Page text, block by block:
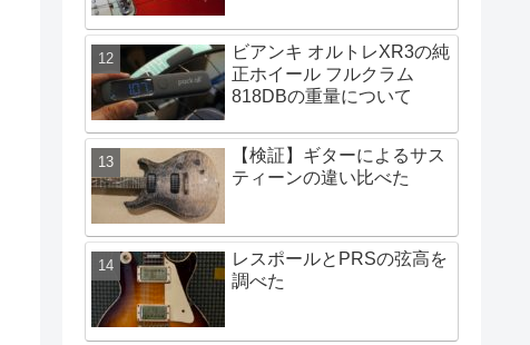
ビアンキ オルトレXR3の純
正ホイール フルクラム
818DBの重量について
【検証】ギターによるサス
ティーンの違い比べた
レスポールとPRSの弦高を
調べた